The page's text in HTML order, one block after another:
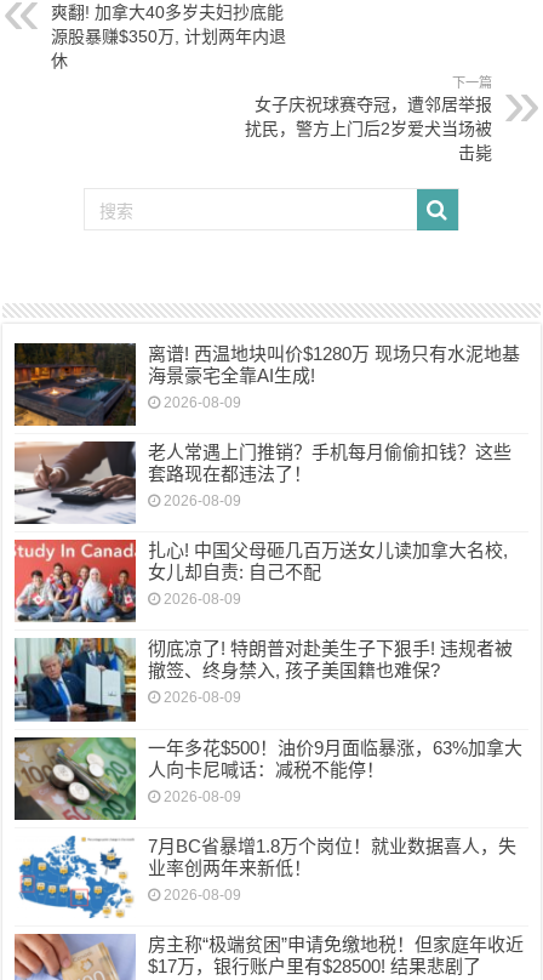
爽翻! 加拿大40多岁夫妇抄底能
源股暴赚$350万, 计划两年内退
休
下一篇
女子庆祝球赛夺冠，遭邻居举报
扰民，警方上门后2岁爱犬当场被
击毙
离谱! 西温地块叫价$1280万 现场只有水泥地基
海景豪宅全靠AI生成!
2026-08-09
老人常遇上门推销？手机每月偷偷扣钱？这些
套路现在都违法了！
2026-08-09
扎心! 中国父母砸几百万送女儿读加拿大名校,
女儿却自责: 自己不配
2026-08-09
彻底凉了! 特朗普对赴美生子下狠手! 违规者被
撤签、终身禁入, 孩子美国籍也难保?
2026-08-09
一年多花$500！油价9月面临暴涨，63%加拿大
人向卡尼喊话：减税不能停！
2026-08-09
7月BC省暴增1.8万个岗位！就业数据喜人，失
业率创两年来新低！
2026-08-09
房主称“极端贫困”申请免缴地税！但家庭年收近
$17万，银行账户里有$28500! 结果悲剧了